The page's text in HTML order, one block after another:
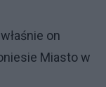
on
Miasto w